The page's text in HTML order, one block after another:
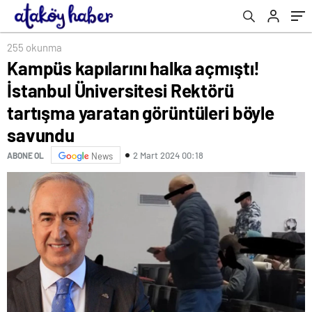
görüntüleri böyle savundu
255 okunma
Kampüs kapılarını halka açmıştı!
İstanbul Üniversitesi Rektörü
tartışma yaratan görüntüleri böyle
savundu
ABONE OL News 2 Mart 2024 00:18